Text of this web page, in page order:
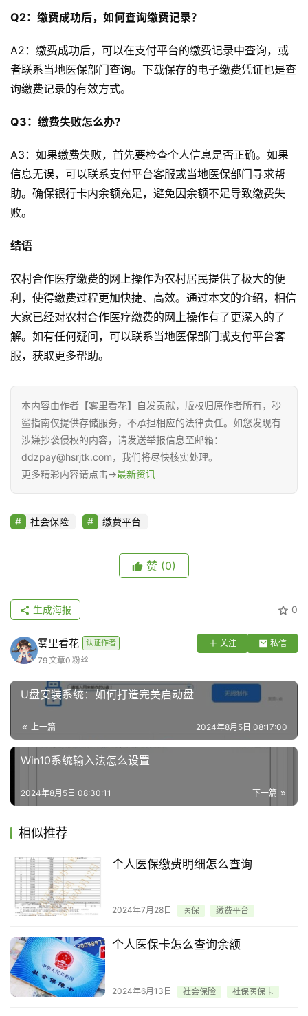
页
文
章
分
认
证
作
者
Q2：缴费成功后，如何查询缴费记录？
A2：缴费成功后，可以在支付平台的缴费记录中查询，或
者联系当地医保部门查询。下载保存的电子缴费凭证也是查
询缴费记录的有效方式。
Q3：缴费失败怎么办？
A3：如果缴费失败，首先要检查个人信息是否正确。如果
信息无误，可以联系支付平台客服或当地医保部门寻求帮
助。确保银行卡内余额充足，避免因余额不足导致缴费失
败。
结语
农村合作医疗缴费的网上操作为农村居民提供了极大的便
利，使得缴费过程更加快捷、高效。通过本文的介绍，相信
大家已经对农村合作医疗缴费的网上操作有了更深入的了
解。如有任何疑问，可以联系当地医保部门或支付平台客
服，获取更多帮助。
本内容由作者【雾里看花】自发贡献，版权归原作者所有，秒
鲨指南仅提供存储服务，不承担相应的法律责任。如您发现有
涉嫌抄袭侵权的内容，请发送举报信息至邮箱：
ddzpay@hsrjtk.com，我们将尽快核实处理。
更多精彩内容请点击→最新资讯
社会保险 缴费平台
赞 (0)
0
生成海报
雾里看花 认证作者 关注
私信
79文章0 粉丝
U盘安装系统：如何打造完美启动盘
上一篇 2024年8月5日 08:17:00
Win10系统输入法怎么设置
下一篇
2024年8月5日 08:30:11
相似推荐
个人医保缴费明细怎么查询
2024年7月28日 医保 缴费平台
个人医保卡怎么查询余额
2024年6月13日 社会保险 社保医保卡